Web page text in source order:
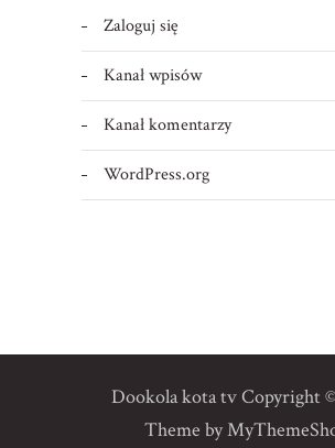
Zaloguj się
Kanał wpisów
Kanał komentarzy
WordPress.org
Dookola kota tvCopyright
Theme by